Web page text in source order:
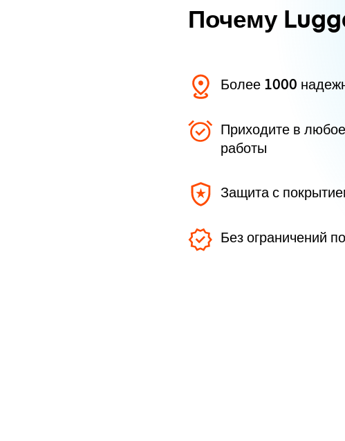
Почему
Более 1000
Приходите в
работы
Защита с
Без ограничений